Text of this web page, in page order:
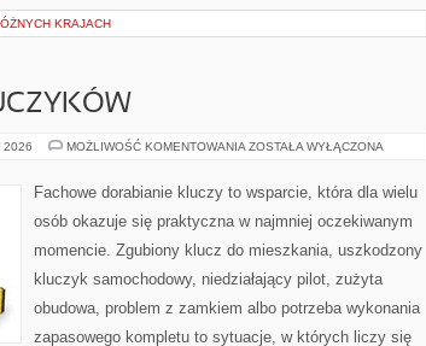
KRAJACH
2026 MOŻLIWOŚĆ KOMENTOWANIA DORABIANIE
ZOSTAŁA WYŁĄCZONA
Fachowe dorabianie kluczy to wsparcie, która dla wielu
osób okazuje się praktyczna w najmniej oczekiwanym
momencie. Zgubiony klucz do mieszkania, uszkodzony
kluczyk samochodowy, niedziałający pilot, zużyta
obudowa, problem z zamkiem albo potrzeba wykonania
zapasowego kompletu to sytuacje, w których liczy się